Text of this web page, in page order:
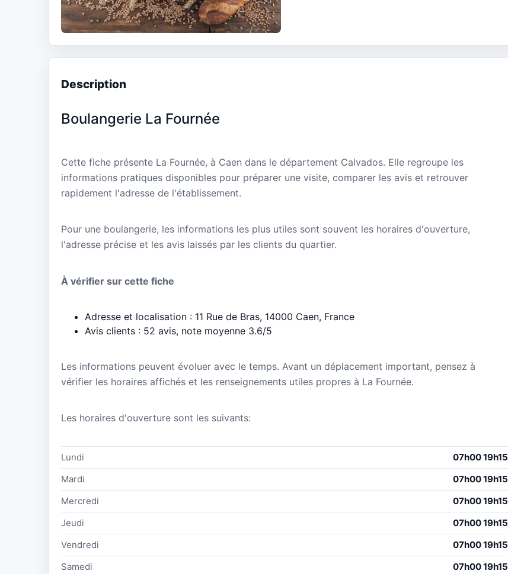
Description
Boulangerie La Fournée
Cette fiche présente La Fournée, à Caen dans le département Calvados. Elle regroupe les
informations pratiques disponibles pour préparer une visite, comparer les avis et retrouver
rapidement l'adresse de l'établissement.
Pour une boulangerie, les informations les plus utiles sont souvent les horaires d'ouverture,
l'adresse précise et les avis laissés par les clients du quartier.
À vérifier sur cette fiche
Adresse et localisation : 11 Rue de Bras, 14000 Caen, France
Avis clients : 52 avis, note moyenne 3.6/5
Les informations peuvent évoluer avec le temps. Avant un déplacement important, pensez à
vérifier les horaires affichés et les renseignements utiles propres à La Fournée.
Les horaires d'ouverture sont les suivants:
Lundi
07h00 19h15
Mardi
07h00 19h15
Mercredi
07h00 19h15
Jeudi
07h00 19h15
Vendredi
07h00 19h15
Samedi
07h00 19h15